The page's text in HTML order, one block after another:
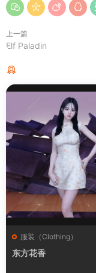
上一篇
Elf Paladin
服装（Clothing）
东方花香